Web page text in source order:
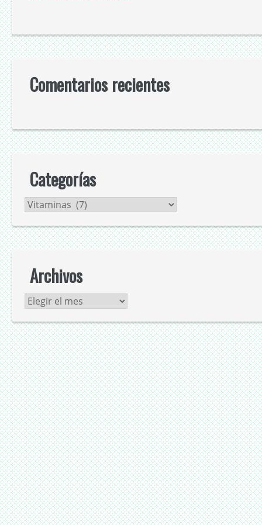
Comentarios recientes
Categorías
Categorías
Archivos
Archivos